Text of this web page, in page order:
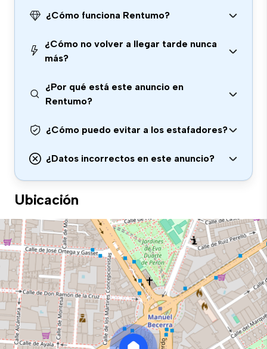
¿Cómo funciona Rentumo?
¿Cómo no volver a llegar tarde nunca
más?
¿Por qué está este anuncio en
Rentumo?
¿Cómo puedo evitar a los estafadores?
¿Datos incorrectos en este anuncio?
Ubicación